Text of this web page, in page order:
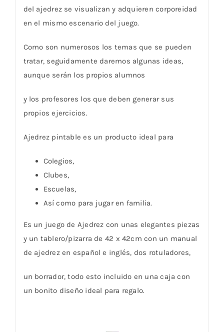
del ajedrez se visualizan y adquieren corporeidad
en el mismo escenario del juego.
Como son numerosos los temas que se pueden
tratar, seguidamente daremos algunas ideas,
aunque serán los propios alumnos
y los profesores los que deben generar sus
propios ejercicios.
Ajedrez pintable es un producto ideal para
Colegios,
Clubes,
Escuelas,
Así como para jugar en familia.
Es un juego de Ajedrez con unas elegantes piezas
y un tablero/pizarra de 42 x 42cm con un manual
de ajedrez en español e inglés, dos rotuladores,
un borrador, todo esto incluido en una caja con
un bonito diseño ideal para regalo.